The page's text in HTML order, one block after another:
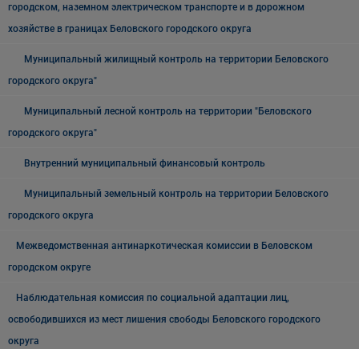
городском, наземном электрическом транспорте и в дорожном
хозяйстве в границах Беловского городского округа
Муниципальный жилищный контроль на территории Беловского
городского округа"
Муниципальный лесной контроль на территории "Беловского
городского округа"
Внутренний муниципальный финансовый контроль
Муниципальный земельный контроль на территории Беловского
городского округа
Межведомственная антинаркотическая комиссии в Беловском
городском округе
Наблюдательная комиссия по социальной адаптации лиц,
освободившихся из мест лишения свободы Беловского городского
округа